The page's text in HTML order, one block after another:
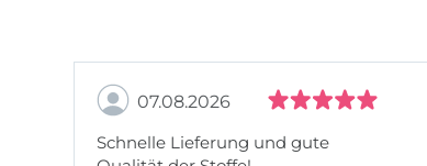
07.08.2026
Schnelle Lieferung und gute